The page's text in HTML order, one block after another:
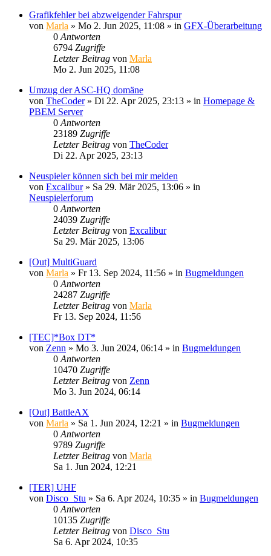
Grafikfehler bei abzweigender Fahrspur
von Marla » Mo 2. Jun 2025, 11:08 » in GFX-Überarbeitung
0 Antworten
6794 Zugriffe
Letzter Beitrag von Marla
Mo 2. Jun 2025, 11:08
Umzug der ASC-HQ domäne
von TheCoder» Di 22. Apr 2025, 23:13 » in Homepage &
PBEM Server
0 Antworten
23189 Zugriffe
Letzter Beitrag von TheCoder
Di 22. Apr 2025, 23:13
Neuspieler können sich bei mir melden
von Excalibur» Sa 29. Mär 2025, 13:06 » in
Neuspielerforum
0 Antworten
24039 Zugriffe
Letzter Beitrag von Excalibur
Sa 29. Mär 2025, 13:06
[Out] MultiGuard
von Marla » Fr 13. Sep 2024, 11:56 » in Bugmeldungen
0 Antworten
24287 Zugriffe
Letzter Beitrag von Marla
Fr 13. Sep 2024, 11:56
[TEC]*Box DT*
von Zenn » Mo 3. Jun 2024, 06:14 » in Bugmeldungen
0 Antworten
10470 Zugriffe
Letzter Beitrag von Zenn
Mo 3. Jun 2024, 06:14
[Out] BattleAX
von Marla » Sa 1. Jun 2024, 12:21 » in Bugmeldungen
0 Antworten
9789 Zugriffe
Letzter Beitrag von Marla
Sa 1. Jun 2024, 12:21
[TER] UHF
von Disco_Stu » Sa 6. Apr 2024, 10:35 » in Bugmeldungen
0 Antworten
10135 Zugriffe
Letzter Beitrag von Disco_Stu
Sa 6. Apr 2024, 10:35